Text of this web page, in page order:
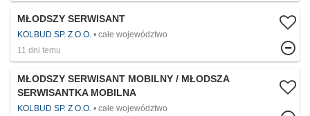
MŁODSZY SERWISANT
KOLBUD SP. Z O.O.
całe województwo
11 dni temu
MŁODSZY SERWISANT MOBILNY / MŁODSZA
SERWISANTKA MOBILNA
KOLBUD SP. Z O.O.
całe województwo